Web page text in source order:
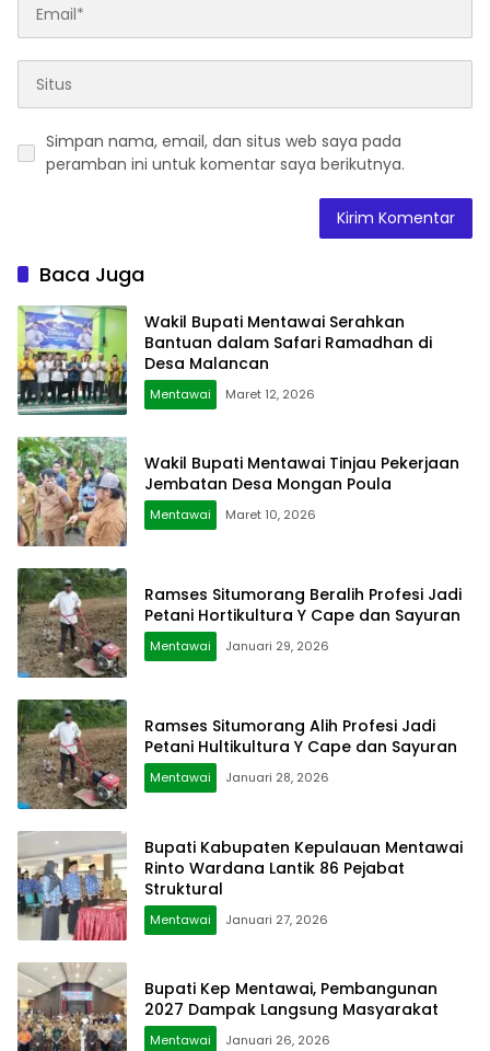
Simpan nama, email, dan situs web saya pada
peramban ini untuk komentar saya berikutnya.
Baca Juga
Wakil Bupati Mentawai Serahkan
Bantuan dalam Safari Ramadhan di
Desa Malancan
Mentawai Maret 12, 2026
Wakil Bupati Mentawai Tinjau Pekerjaan
Jembatan Desa Mongan Poula
Mentawai Maret 10, 2026
Ramses Situmorang Beralih Profesi Jadi
Petani Hortikultura Y Cape dan Sayuran
Mentawai Januari 29, 2026
Ramses Situmorang Alih Profesi Jadi
Petani Hultikultura Y Cape dan Sayuran
Mentawai Januari 28, 2026
Bupati Kabupaten Kepulauan Mentawai
Rinto Wardana Lantik 86 Pejabat
Struktural
Mentawai Januari 27, 2026
Bupati Kep Mentawai, Pembangunan
2027 Dampak Langsung Masyarakat
Mentawai Januari 26, 2026